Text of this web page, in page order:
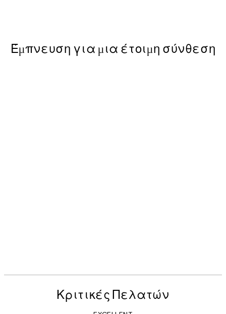
Έμπνευση για μια έτοιμη σύνθεση
Κριτικές Πελατών